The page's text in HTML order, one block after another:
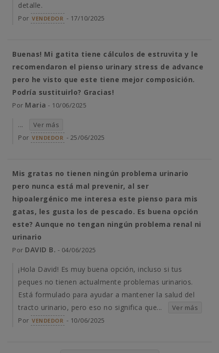
detalle.
Por VENDEDOR - 17/10/2025
Buenas! Mi gatita tiene cálculos de estruvita y le
recomendaron el pienso urinary stress de advance
pero he visto que este tiene mejor composición.
Podría sustituirlo? Gracias!
Por Maria - 10/06/2025
...
Ver más
Por VENDEDOR - 25/06/2025
Mis gratas no tienen ningún problema urinario
pero nunca está mal prevenir, al ser
hipoalergénico me interesa este pienso para mis
gatas, les gusta los de pescado. Es buena opción
este? Aunque no tengan ningún problema renal ni
urinario
Por DAVID B. - 04/06/2025
¡Hola David! Es muy buena opción, incluso si tus
peques no tienen actualmente problemas urinarios.
Está formulado para ayudar a mantener la salud del
tracto urinario, pero eso no significa que...
Ver más
Por VENDEDOR - 10/06/2025